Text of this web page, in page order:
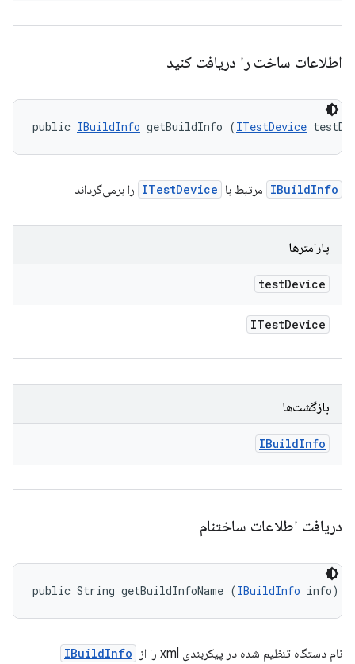
اطلاعات ساخت را دریافت کنید
public IBuildInfo getBuildInfo (ITestDevice
IBuildInfo مرتبط با ITestDevice را برمی‌گرداند
پارامترها
testDevice
ITestDevice
بازگشت‌ها
IBuildInfo
دریافت اطلاعات ساختنام
public String getBuildInfoName (IBuildInfo info)
نام دستگاه تنظیم شده در پیکربندی xml را از IBuildInfo